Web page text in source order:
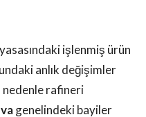
işlenmiş ürün
anlık değişimler
nedenle rafineri
genelindeki bayiler